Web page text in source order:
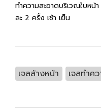
ทำความสะอาดบริเวณใบห
ละ 2 ครั้ง เช้า เย็น
เจลล้างหน้า เจลทำค